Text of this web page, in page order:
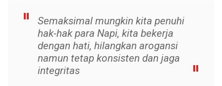
Semaksimal mungkin kita penuhi
hak-hak para Napi, kita bekerja
dengan hati, hilangkan arogansi
namun tetap konsisten dan jaga
integritas